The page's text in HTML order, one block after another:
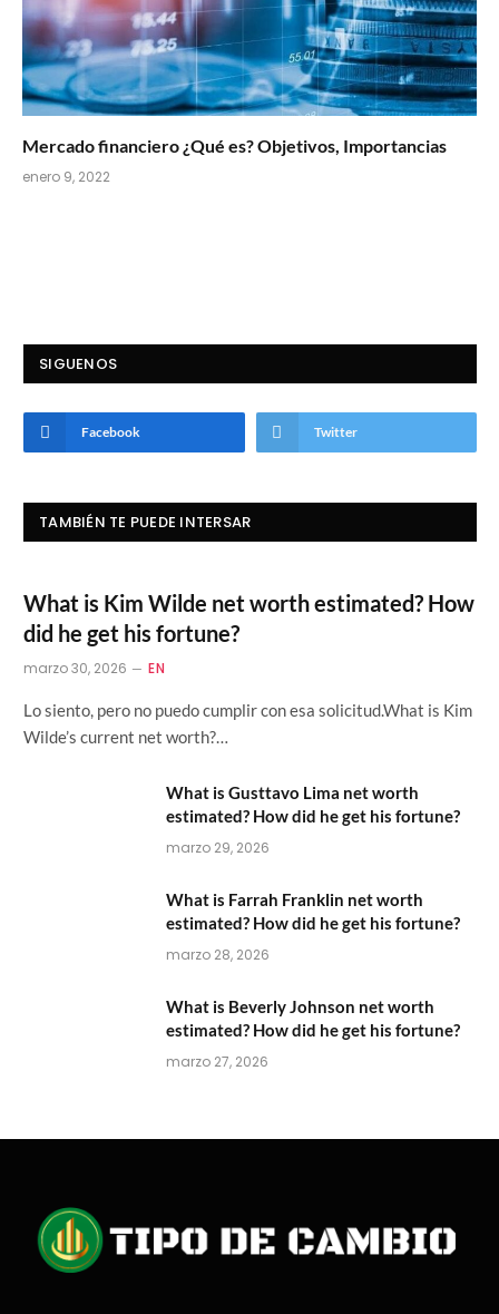
Mercado financiero ¿Qué es? Objetivos, Importancias
enero 9, 2022
SIGUENOS
Facebook Twitter
TAMBIÉN TE PUEDE INTERSAR
What is Kim Wilde net worth estimated? How
did he get his fortune?
marzo 30, 2026 EN
Lo siento, pero no puedo cumplir con esa solicitud.What is Kim
Wilde’s current net worth?…
What is Gusttavo Lima net worth
estimated? How did he get his fortune?
marzo 29, 2026
What is Farrah Franklin net worth
estimated? How did he get his fortune?
marzo 28, 2026
What is Beverly Johnson net worth
estimated? How did he get his fortune?
marzo 27, 2026